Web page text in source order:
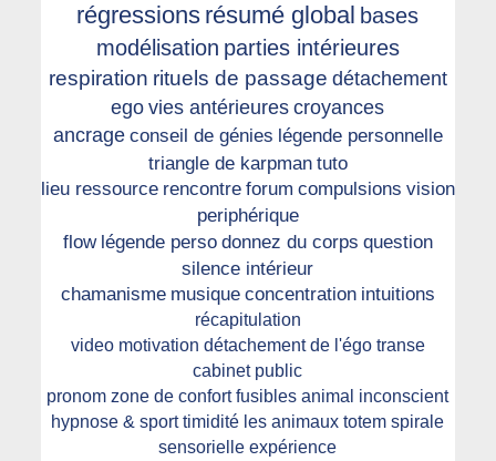
régressions résumé global bases
modélisation parties intérieures
respiration rituels de passage détachement
ego vies antérieures croyances
ancrage conseil de génies légende personnelle
triangle de karpman tuto
lieu ressource rencontre forum compulsions vision
periphérique
flow légende perso donnez du corps question
silence intérieur
chamanisme musique concentration intuitions
récapitulation
video motivation détachement de l'égo transe
cabinet public
pronom zone de confort fusibles animal inconscient
hypnose & sport timidité les animaux totem spirale
sensorielle expérience